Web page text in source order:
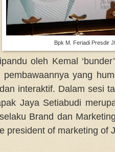
Bpk M. Feriadi Presdir
oleh Kemal
pembawaannya yang
interaktif. Dalam sesi
Jaya Setiabudi
Brand dan
president of marketing of